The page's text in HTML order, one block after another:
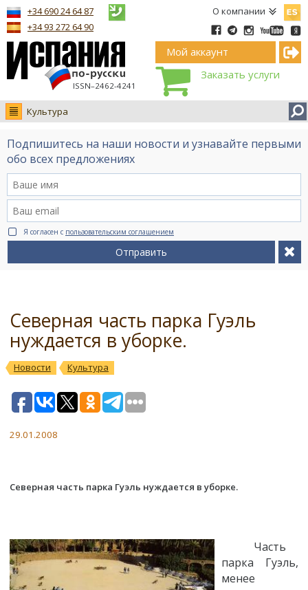
О компании
ISSN–2462-4241
+34 690 24 64 87
+34 93 272 64 90
Мой аккаунт
Заказать услуги
Культура
Новости
Интервью
Видео Ruso.TV
BCN life
Сервис на немецком
Подпишитесь на наши новости и узнавайте первыми
обо всех предложениях
Я согласен с пользовательским соглашением
Отправить
Северная часть парка Гуэль
нуждается в уборке.
Новости Культура
29.01.2008
Северная часть парка Гуэль нуждается в уборке.
Часть
парка Гуэль,
менее